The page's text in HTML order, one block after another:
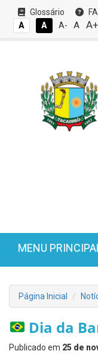
Glossário
A
A A- A A+
MENU
Página Inicial
Dia da
Publicado em 25 de